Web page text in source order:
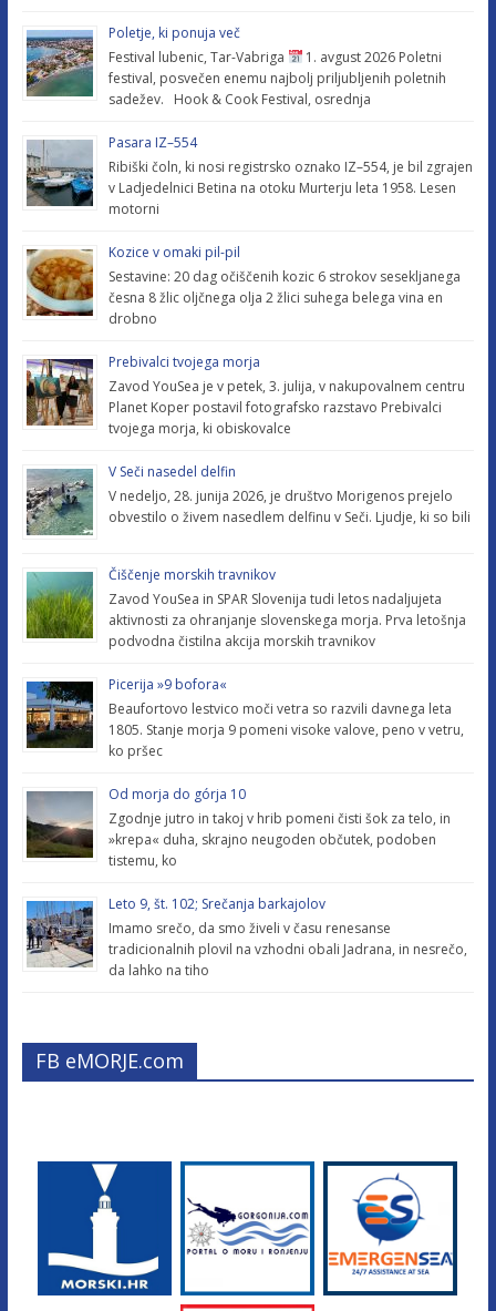
Poletje, ki ponuja več
Festival lubenic, Tar-Vabriga
1. avgust 2026 Poletni
festival, posvečen enemu najbolj priljubljenih poletnih
sadežev. Hook & Cook Festival, osrednja
Pasara IZ–554
Ribiški čoln, ki nosi registrsko oznako IZ–554, je bil zgrajen
v Ladjedelnici Betina na otoku Murterju leta 1958. Lesen
motorni
Kozice v omaki pil-pil
Sestavine: 20 dag očiščenih kozic 6 strokov sesekljanega
česna 8 žlic oljčnega olja 2 žlici suhega belega vina en
drobno
Prebivalci tvojega morja
Zavod YouSea je v petek, 3. julija, v nakupovalnem centru
Planet Koper postavil fotografsko razstavo Prebivalci
tvojega morja, ki obiskovalce
V Seči nasedel delfin
V nedeljo, 28. junija 2026, je društvo Morigenos prejelo
obvestilo o živem nasedlem delfinu v Seči. Ljudje, ki so bili
Čiščenje morskih travnikov
Zavod YouSea in SPAR Slovenija tudi letos nadaljujeta
aktivnosti za ohranjanje slovenskega morja. Prva letošnja
podvodna čistilna akcija morskih travnikov
Picerija »9 bofora«
Beaufortovo lestvico moči vetra so razvili davnega leta
1805. Stanje morja 9 pomeni visoke valove, peno v vetru,
ko pršec
Od morja do górja 10
Zgodnje jutro in takoj v hrib pomeni čisti šok za telo, in
»krepa« duha, skrajno neugoden občutek, podoben
tistemu, ko
Leto 9, št. 102; Srečanja barkajolov
Imamo srečo, da smo živeli v času renesanse
tradicionalnih plovil na vzhodni obali Jadrana, in nesrečo,
da lahko na tiho
FB eMORJE.com